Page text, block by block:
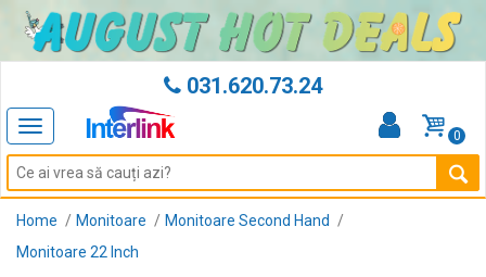
031.620.73.24
Toggle
navigation
0
Home Monitoare
Monitoare Second Hand
Monitoare 22 Inch